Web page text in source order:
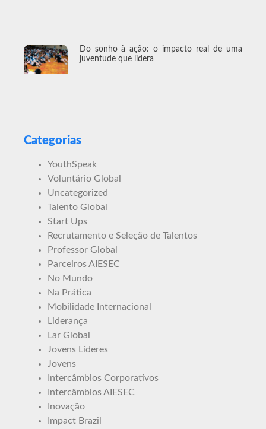
Do sonho à ação: o impacto real de uma
juventude que lidera
Categorias
YouthSpeak
Voluntário Global
Uncategorized
Talento Global
Start Ups
Recrutamento e Seleção de Talentos
Professor Global
Parceiros AIESEC
No Mundo
Na Prática
Mobilidade Internacional
Liderança
Lar Global
Jovens Líderes
Jovens
Intercâmbios Corporativos
Intercâmbios AIESEC
Inovação
Impact Brazil